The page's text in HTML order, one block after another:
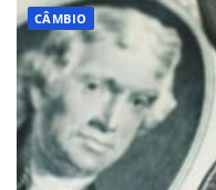
CÂMBIO